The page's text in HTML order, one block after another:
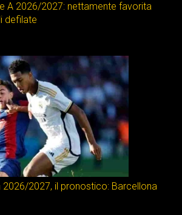
A 2026/2027: nettamente favorita
defilate
2026/2027, il pronostico: Barcellona